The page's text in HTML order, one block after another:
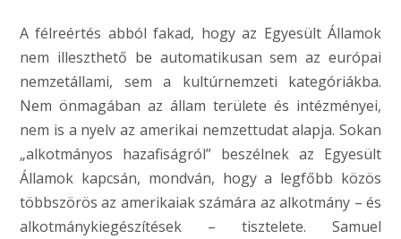
A félreértés abból fakad, hogy az Egyesült Államok
nem illeszthető be automatikusan sem az európai
nemzetállami, sem a kultúrnemzeti kategóriákba.
Nem önmagában az állam területe és intézményei,
nem is a nyelv az amerikai nemzettudat alapja. Sokan
„alkotmányos hazafiságról” beszélnek az Egyesült
Államok kapcsán, mondván, hogy a legfőbb közös
többszörös az amerikaiak számára az alkotmány – és
alkotmánykiegészítések – tisztelete. Samuel